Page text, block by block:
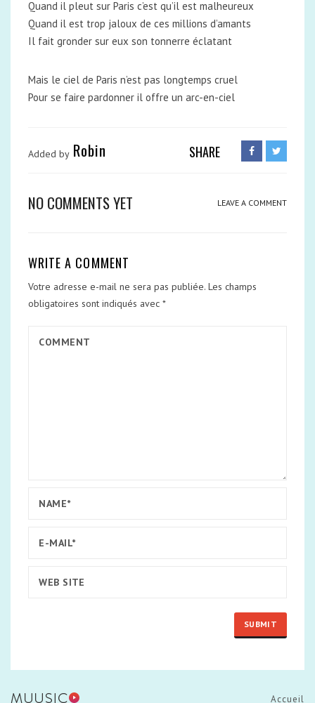
Quand il pleut sur Paris c’est qu’il est malheureux
Quand il est trop jaloux de ces millions d’amants
Il fait gronder sur eux son tonnerre éclatant
Mais le ciel de Paris n’est pas longtemps cruel
Pour se faire pardonner il offre un arc-en-ciel
Added by Robin SHARE
NO COMMENTS YET LEAVE A COMMENT
WRITE A COMMENT
Votre adresse e-mail ne sera pas publiée. Les champs
obligatoires sont indiqués avec *
Accueil